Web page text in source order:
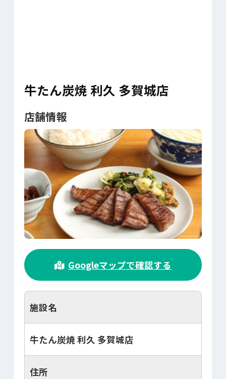
牛たん炭焼 利久 多賀城店
店舗情報
>
Googleマップで確認する
施設名
牛たん炭焼 利久 多賀城店
住所